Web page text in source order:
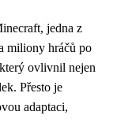
jedna z
miliony hráčů po
ovlivnil nejen
Přesto je
adaptaci,